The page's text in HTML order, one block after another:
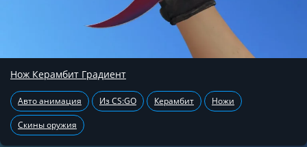
Нож Керамбит Градиент
Авто анимация Из CS:GO Керамбит Ножи
Скины оружия